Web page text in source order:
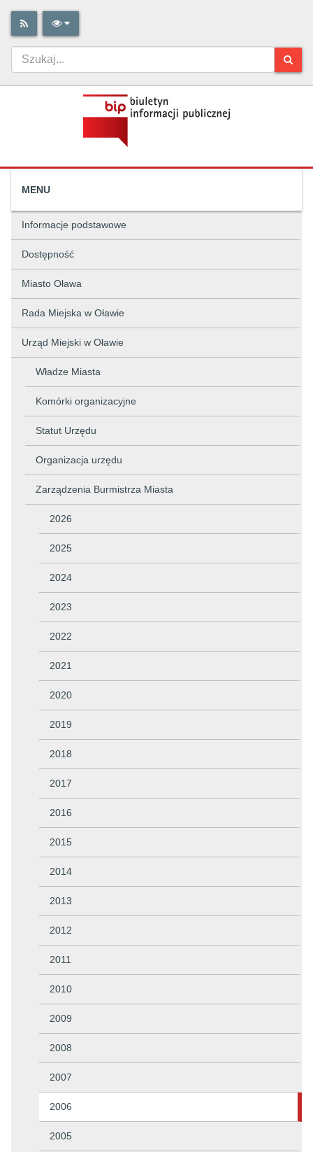
MENU
Informacje podstawowe
Dostępność
Miasto Oława
Rada Miejska w Oławie
Urząd Miejski w Oławie
Władze Miasta
Komórki organizacyjne
Statut Urzędu
Organizacja urzędu
Zarządzenia Burmistrza Miasta
2026
2025
2024
2023
2022
2021
2020
2019
2018
2017
2016
2015
2014
2013
2012
2011
2010
2009
2008
2007
2006
2005